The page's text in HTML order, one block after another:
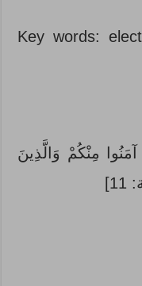
Key words:
مِنْكُمْ وَالَّذِينَ